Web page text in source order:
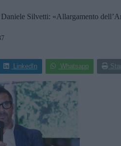
Silvetti: «Allargamento
LinkedIn Whatsapp